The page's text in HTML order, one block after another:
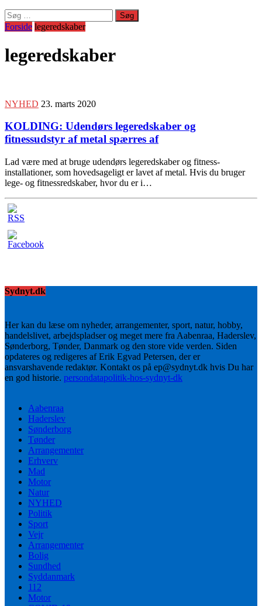
Søg
efter:
Forside legeredskaber
legeredskaber
NYHED 23. marts 2020
KOLDING: Udendørs legeredskaber og
fitnessudstyr af metal spærres af
Lad være med at bruge udendørs legeredskaber og fitness-
installationer, som hovedsageligt er lavet af metal. Hvis du bruger
lege- og fitnessredskaber, hvor du er i…
Sydnyt.dk
Her kan du læse om nyheder, arrangementer, sport, natur, hobby,
handelslivet, arbejdspladser og meget mere fra Aabenraa, Haderslev,
Sønderborg, Tønder, Danmark og den store vide verden. Siden
opdateres og redigeres af Erik Egvad Petersen, der er
ansvarshavende redaktør. Kontakt os på ep@sydnyt.dk hvis Du har
en god historie. persondatapolitik-hos-sydnyt-dk
Aabenraa
Haderslev
Sønderborg
Tønder
Arrangementer
Erhverv
Mad
Motor
Natur
NYHED
Politik
Sport
Vejr
Arrangementer
Bolig
Sundhed
Syddanmark
112
Motor